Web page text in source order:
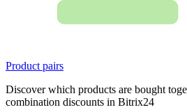
Product pairs
Discover which products are bought
combination discounts in Bitrix24